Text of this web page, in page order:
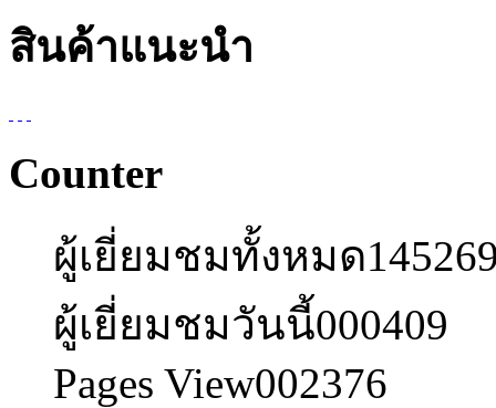
สินค้าแนะนำ
Counter
ผู้เยี่ยมชมทั้งหมด
ผู้เยี่ยมชมวันนี้000409
Pages View002376